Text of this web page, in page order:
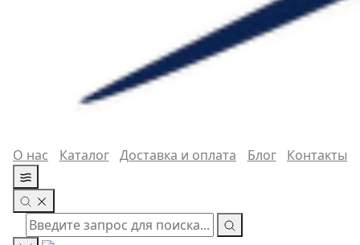
О нас Каталог Доставка и оплата Блог Контакты